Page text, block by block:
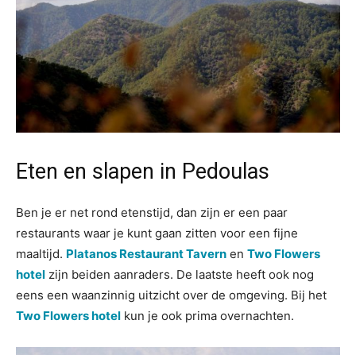
Eten en slapen in Pedoulas
Ben je er net rond etenstijd, dan zijn er een paar
restaurants waar je kunt gaan zitten voor een fijne
maaltijd. Platanos Restaurant Tavern en Two Flowers
hotel zijn beiden aanraders. De laatste heeft ook nog
eens een waanzinnig uitzicht over de omgeving. Bij het
Two Flowers hotel kun je ook prima overnachten.